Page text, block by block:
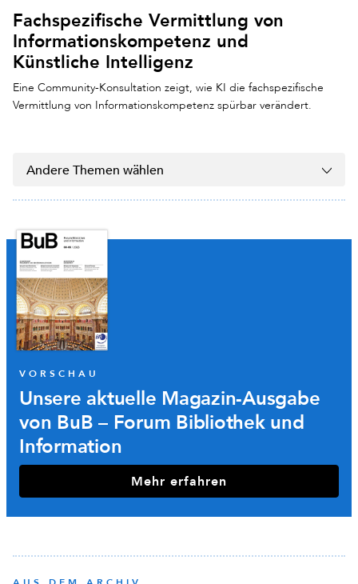
Fachspezifische Vermittlung von
Informationskompetenz und
Künstliche Intelligenz
Eine Community-Konsultation zeigt, wie KI die fachspezifische
Vermittlung von Informationskompetenz spürbar verändert.
Andere Themen wählen
VORSCHAU
Unsere aktuelle Magazin-Ausgabe
von BuB – Forum Bibliothek und
Information
Mehr erfahren